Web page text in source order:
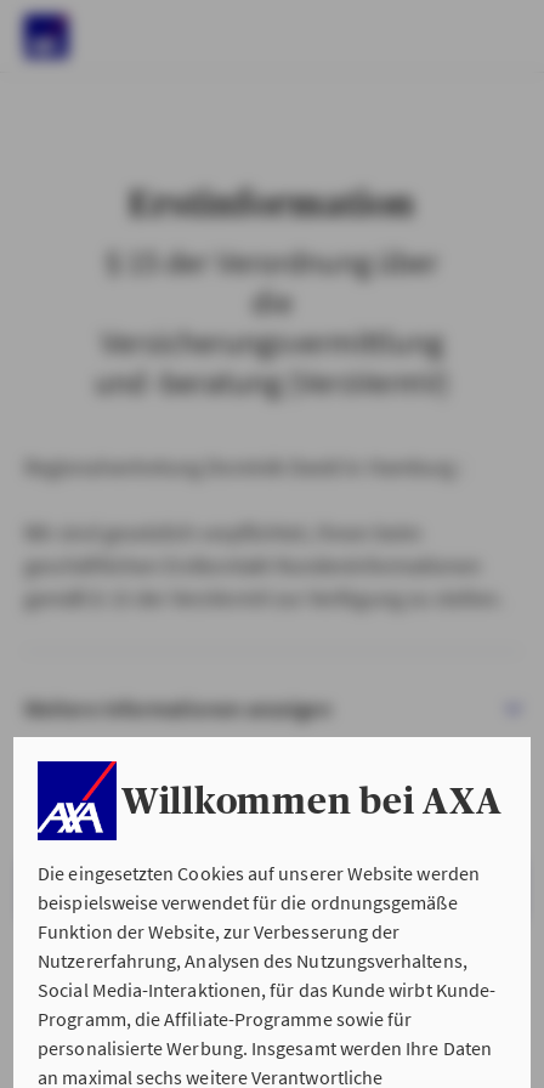
Willkommen bei AXA
Die eingesetzten Cookies auf unserer Website werden
beispielsweise verwendet für die ordnungsgemäße
Funktion der Website, zur Verbesserung der
Nutzererfahrung, Analysen des Nutzungsverhaltens,
Social Media-Interaktionen, für das Kunde wirbt Kunde-
Programm, die Affiliate-Programme sowie für
personalisierte Werbung. Insgesamt werden Ihre Daten
an maximal sechs weitere Verantwortliche
Erstinformation
§ 15 der Verordnung über
die
Versicherungsvermittlung
und -beratung (VersVermV)
Regionalvertretung Dominik David in Hamburg :
Weitere Informationen anzeigen
VERSTANDEN & WEITER